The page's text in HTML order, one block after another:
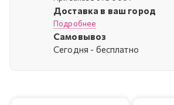
Доставка в ваш город
Подробнее
Самовывоз
Cегодня - бесплатно